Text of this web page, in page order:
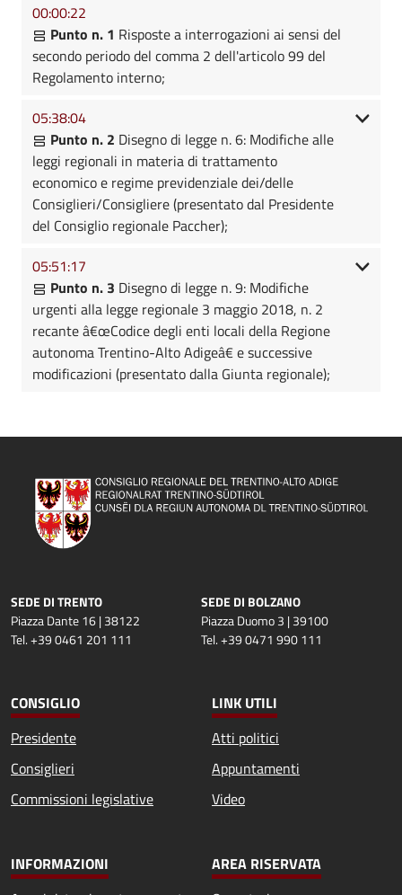
00:00:22
Punto n. 1 Risposte a interrogazioni ai sensi del
secondo periodo del comma 2 dell'articolo 99 del
Regolamento interno;
05:38:04
Punto n. 2 Disegno di legge n. 6: Modifiche alle
leggi regionali in materia di trattamento
economico e regime previdenziale dei/delle
Consiglieri/Consigliere (presentato dal Presidente
del Consiglio regionale Paccher);
05:51:17
Punto n. 3 Disegno di legge n. 9: Modifiche
urgenti alla legge regionale 3 maggio 2018, n. 2
recante â€œCodice degli enti locali della Regione
autonoma Trentino-Alto Adigeâ€ e successive
modificazioni (presentato dalla Giunta regionale);
SEDE DI TRENTO
Piazza Dante 16 | 38122
Tel. +39 0461 201 111
SEDE DI BOLZANO
Piazza Duomo 3 | 39100
Tel. +39 0471 990 111
CONSIGLIO
Presidente
Consiglieri
Commissioni legislative
LINK UTILI
Atti politici
Appuntamenti
Video
INFORMAZIONI
AREA RISERVATA